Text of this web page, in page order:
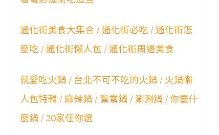
通化街美食大集合 / 通化街必吃 / 通化街怎
麼吃 / 通化街懶人包 / 通化街周邊美食
就愛吃火鍋 / 台北不可不吃的火鍋 / 火鍋懶
人包特輯 / 麻辣鍋 / 鴛鴦鍋 / 涮涮鍋 / 你要什
麼鍋 / 20家任你選